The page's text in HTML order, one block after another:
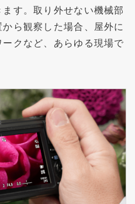
す。取り外せない機械部
ら観察した場合、屋外に
クなど、あらゆる現場で